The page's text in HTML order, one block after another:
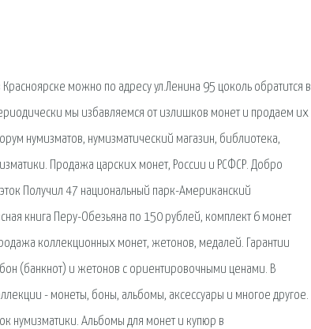
можно по адресу ул.Ленина 95 цоколь обратится в
мы избавляемся от излишков монет и продаем их
нумизматов, нумизматический магазин, библиотека,
Продажа царских монет, России и РСФСР. Добро
Получил 47 национальный парк-Американский
книга Перу-Обезьяна по 150 рублей, комплект 6 монет
коллекционных монет, жетонов, медалей. Гарантии
(банкнот) и жетонов с ориентировочными ценами. В
- монеты, боны, альбомы, аксессуары и многое другое.
нумизматики. Альбомы для монет и купюр в